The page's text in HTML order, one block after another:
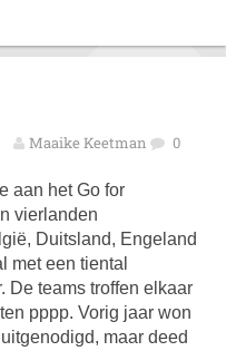
Maaike Keetman 0
aan het Go for
vierlanden
Duitsland, Engeland
met een tiental
De teams troffen elkaar
pppp. Vorig jaar won
maar deed